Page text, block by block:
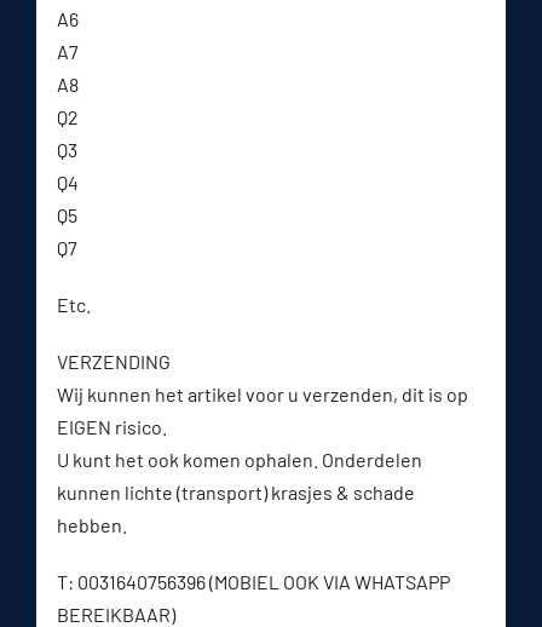
A6
A7
A8
Q2
Q3
Q4
Q5
Q7
Etc.
VERZENDING
Wij kunnen het artikel voor u verzenden, dit is op
EIGEN risico.
U kunt het ook komen ophalen. Onderdelen
kunnen lichte (transport) krasjes & schade
hebben.
T: 0031640756396 (MOBIEL OOK VIA WHATSAPP
BEREIKBAAR)